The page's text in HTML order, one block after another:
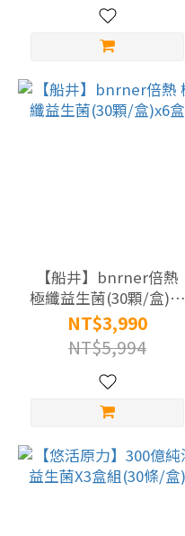
【船井】bnrner倍熱
極纖益生菌(30顆/盒)x6
盒
NT$3,990
NT$5,994